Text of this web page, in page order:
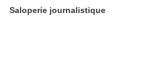
Saloperie journalistique